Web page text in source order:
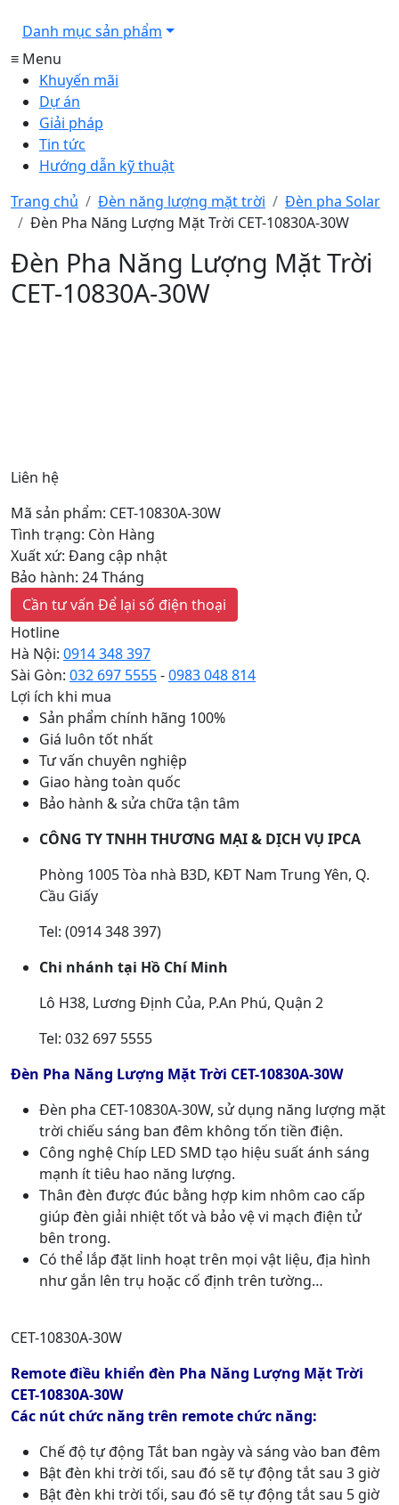
Danh mục sản phẩm
≡ Menu
Khuyến mãi
Dự án
Giải pháp
Tin tức
Hướng dẫn kỹ thuật
Trang chủ
Đèn năng lượng mặt trời
Đèn pha Solar
Đèn Pha Năng Lượng Mặt Trời CET-10830A-30W
Đèn Pha Năng Lượng Mặt Trời
CET-10830A-30W
Liên hệ
Mã sản phẩm: CET-10830A-30W
Tình trạng: Còn Hàng
Xuất xứ: Đang cập nhật
Bảo hành: 24 Tháng
Cần tư vấn Để lại số điện thoại
Hotline
Hà Nội: 0914 348 397
Sài Gòn: 032 697 5555-0983 048 814
Lợi ích khi mua
Sản phẩm chính hãng 100%
Giá luôn tốt nhất
Tư vấn chuyên nghiệp
Giao hàng toàn quốc
Bảo hành & sửa chữa tận tâm
CÔNG TY TNHH THƯƠNG MẠI & DỊCH VỤ IPCA
Phòng 1005 Tòa nhà B3D, KĐT Nam Trung Yên, Q.
Cầu Giấy
Tel: (0914 348 397)
Chi nhánh tại Hồ Chí Minh
Lô H38, Lương Định Của, P.An Phú, Quận 2
Tel: 032 697 5555
Đèn Pha Năng Lượng Mặt Trời CET-10830A-30W
Đèn pha CET-10830A-30W, sử dụng năng lượng mặt
trời chiếu sáng ban đêm không tốn tiền điện.
Công nghệ Chíp LED SMD tạo hiệu suất ánh sáng
mạnh ít tiêu hao năng lượng.
Thân đèn được đúc bằng hợp kim nhôm cao cấp
giúp đèn giải nhiệt tốt và bảo vệ vi mạch điện tử
bên trong.
Có thể lắp đặt linh hoạt trên mọi vật liệu, địa hình
như gắn lên trụ hoặc cố định trên tường…
CET-10830A-30W
Remote điều khiển đèn Pha Năng Lượng Mặt Trời
CET-10830A-30W
Các nút chức năng trên remote chức năng:
Chế độ tự động Tắt ban ngày và sáng vào ban đêm
Bật đèn khi trời tối, sau đó sẽ tự động tắt sau 3 giờ
Bật đèn khi trời tối, sau đó sẽ tự động tắt sau 5 giờ